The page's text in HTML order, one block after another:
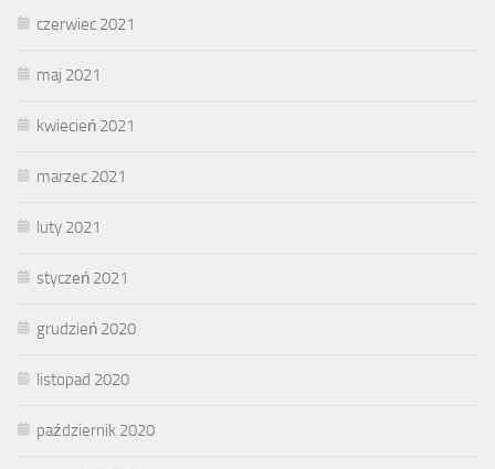
czerwiec 2021
maj 2021
kwiecień 2021
marzec 2021
luty 2021
styczeń 2021
grudzień 2020
listopad 2020
październik 2020